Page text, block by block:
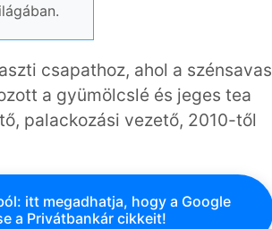
csapathoz, ahol a szénsavas
a gyümölcslé és jeges tea
palackozási vezető, 2010-től
itt megadhatja, hogy a Google
a Privátbankár cikkeit!